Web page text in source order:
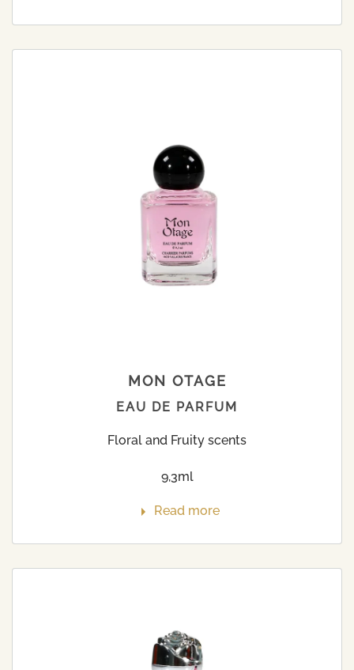
MON OTAGE
EAU DE PARFUM
Floral and Fruity scents
9,3ml
Read more